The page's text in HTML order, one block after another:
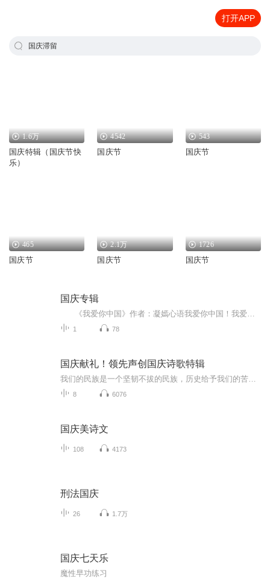
打开APP
国庆滞留
1.6万
国庆特辑（国庆节快
乐）
4542
国庆节
543
国庆节
465
国庆节
2.1万
国庆节
1726
国庆节
国庆专辑
1 78
国庆献礼！领先声创国庆诗歌特辑
8 6076
国庆美诗文
108 4173
刑法国庆
26 1.7万
国庆七天乐
魔性早功练习